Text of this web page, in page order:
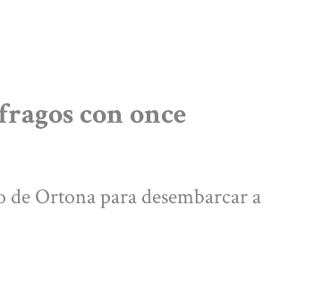
con once
Ortona para desembarcar a